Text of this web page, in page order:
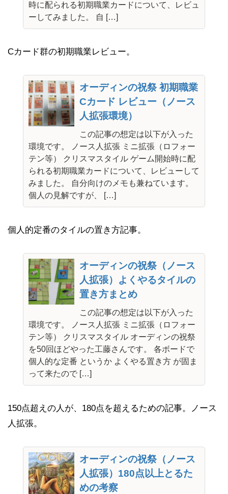
時に配られる初期職業カードについて、レビュ
ーしてみました。 自 […]
Cカード群の初期職業レビュー。
オーディンの祝祭 初期職業
Cカード レビュー（ノース
人拡張環境）
この記事の想定は以下が入った
環境です。 ノース人拡張 ミニ拡張（ロフォー
テン等） クリスマスタイル ゲーム開始時に配
られる初期職業カードについて、レビューして
みました。 自分向けのメモも兼ねています。
個人の見解ですが、 […]
個人的定番のタイルの置き方記事。
オーディンの祝祭（ノース
人拡張）よくやるタイルの
置き方まとめ
この記事の想定は以下が入った
環境です。 ノース人拡張 ミニ拡張（ロフォー
テン等） クリスマスタイル オーディンの祝祭
を50回ほどやった工藤さんです。 各ボードで
個人的な定番 というか よくやる置き方 が固ま
って来たので […]
150点超えの人が、180点を超えるための記事。ノース
人拡張。
オーディンの祝祭（ノース
人拡張）180点以上とるた
めの考察